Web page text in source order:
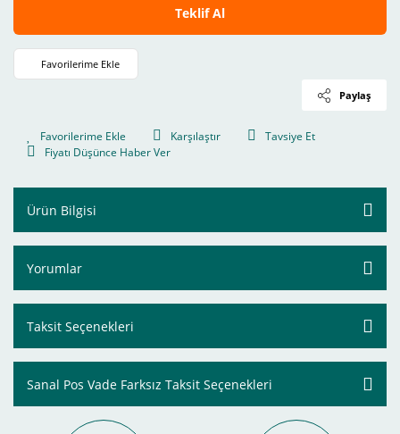
Teklif Al
Paylaş
Karşılaştır
Tavsiye Et
Fiyatı Düşünce Haber Ver
Ürün Bilgisi
Yorumlar
Taksit Seçenekleri
Sanal Pos Vade Farksız Taksit Seçenekleri